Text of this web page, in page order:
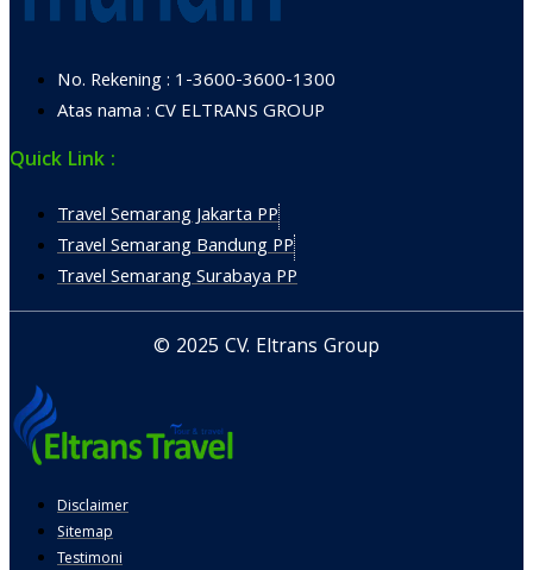
No. Rekening : 1-3600-3600-1300
Atas nama : CV ELTRANS GROUP
Quick Link :
Travel Semarang Jakarta PP
Travel Semarang Bandung PP
Travel Semarang Surabaya PP
© 2025 CV. Eltrans Group
Disclaimer
Sitemap
Testimoni